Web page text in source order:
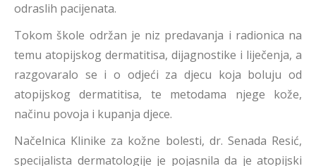
odraslih pacijenata.
Tokom škole održan je niz predavanja i radionica na
temu atopijskog dermatitisa, dijagnostike i liječenja, a
razgovaralo se i o odjeći za djecu koja boluju od
atopijskog dermatitisa, te metodama njege kože,
načinu povoja i kupanja djece.
Načelnica Klinike za kožne bolesti, dr. Senada Resić,
specijalista dermatologije je pojasnila da je atopijski